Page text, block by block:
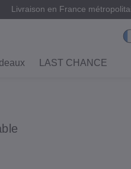
Livraison en France
LAST CHANCE